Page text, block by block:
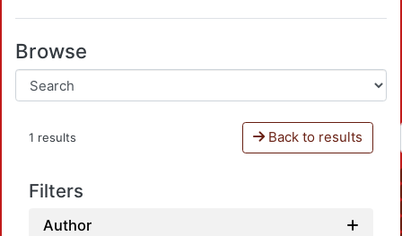
Browse
1 results Back to results
Filters
Author